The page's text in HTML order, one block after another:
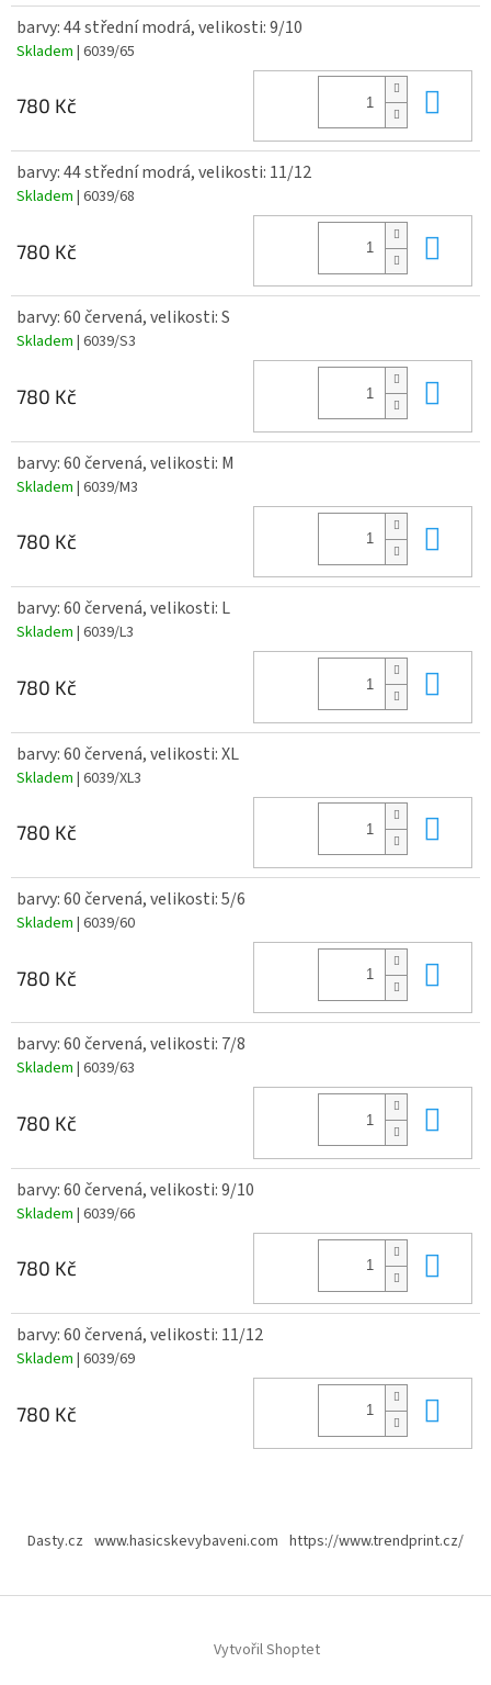
barvy: 44 střední modrá, velikosti: 9/10
Skladem | 6039/65
780 Kč
barvy: 44 střední modrá, velikosti: 11/12
Skladem | 6039/68
780 Kč
barvy: 60 červená, velikosti: S
Skladem | 6039/S3
780 Kč
barvy: 60 červená, velikosti: M
Skladem | 6039/M3
780 Kč
barvy: 60 červená, velikosti: L
Skladem | 6039/L3
780 Kč
barvy: 60 červená, velikosti: XL
Skladem | 6039/XL3
780 Kč
barvy: 60 červená, velikosti: 5/6
Skladem | 6039/60
780 Kč
barvy: 60 červená, velikosti: 7/8
Skladem | 6039/63
780 Kč
barvy: 60 červená, velikosti: 9/10
Skladem | 6039/66
780 Kč
barvy: 60 červená, velikosti: 11/12
Skladem | 6039/69
780 Kč
Dasty.cz www.hasicskevybaveni.com https://www.trendprint.cz/
Vytvořil Shoptet